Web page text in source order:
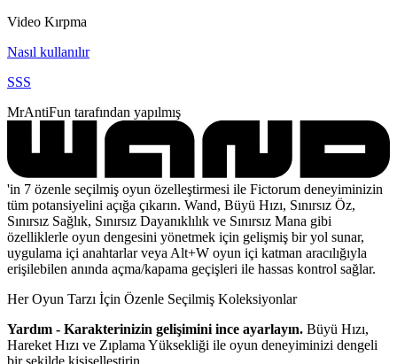
Video Kırpma
Nasıl kullanılır
SSS
MrAntiFun tarafından yapılmış
'in 7 özenle seçilmiş oyun özelleştirmesi ile Fictorum deneyiminizin
tüm potansiyelini açığa çıkarın. Wand, Büyü Hızı, Sınırsız Öz,
Sınırsız Sağlık, Sınırsız Dayanıklılık ve Sınırsız Mana gibi
özelliklerle oyun dengesini yönetmek için gelişmiş bir yol sunar,
uygulama içi anahtarlar veya Alt+W oyun içi katman aracılığıyla
erişilebilen anında açma/kapama geçişleri ile hassas kontrol sağlar.
Her Oyun Tarzı İçin Özenle Seçilmiş Koleksiyonlar
Yardım - Karakterinizin gelişimini ince ayarlayın. Büyü Hızı,
Hareket Hızı ve Zıplama Yüksekliği ile oyun deneyiminizi dengeli
bir şekilde kişiselleştirin.